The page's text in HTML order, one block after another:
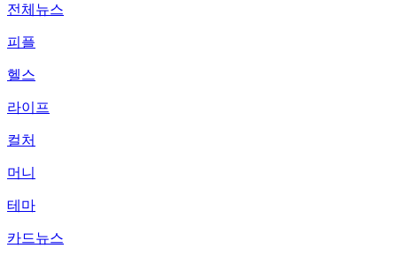
전체뉴스
피플
헬스
라이프
컬처
머니
테마
카드뉴스